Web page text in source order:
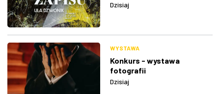
Dzisiaj
WYSTAWA
Konkurs - wystawa
fotografii
Dzisiaj